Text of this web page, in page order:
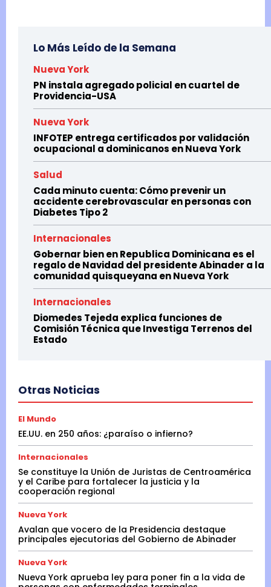
Lo Más Leído de la Semana
Nueva York
PN instala agregado policial en cuartel de
Providencia-USA
Nueva York
INFOTEP entrega certificados por validación
ocupacional a dominicanos en Nueva York
Salud
Cada minuto cuenta: Cómo prevenir un
accidente cerebrovascular en personas con
Diabetes Tipo 2
Internacionales
Gobernar bien en Republica Dominicana es el
regalo de Navidad del presidente Abinader a la
comunidad quisqueyana en Nueva York
Internacionales
Diomedes Tejeda explica funciones de
Comisión Técnica que Investiga Terrenos del
Estado
Otras Noticias
El Mundo
EE.UU. en 250 años: ¿paraíso o infierno?
Internacionales
Se constituye la Unión de Juristas de Centroamérica
y el Caribe para fortalecer la justicia y la
cooperación regional
Nueva York
Avalan que vocero de la Presidencia destaque
principales ejecutorias del Gobierno de Abinader
Nueva York
Nueva York aprueba ley para poner fin a la vida de